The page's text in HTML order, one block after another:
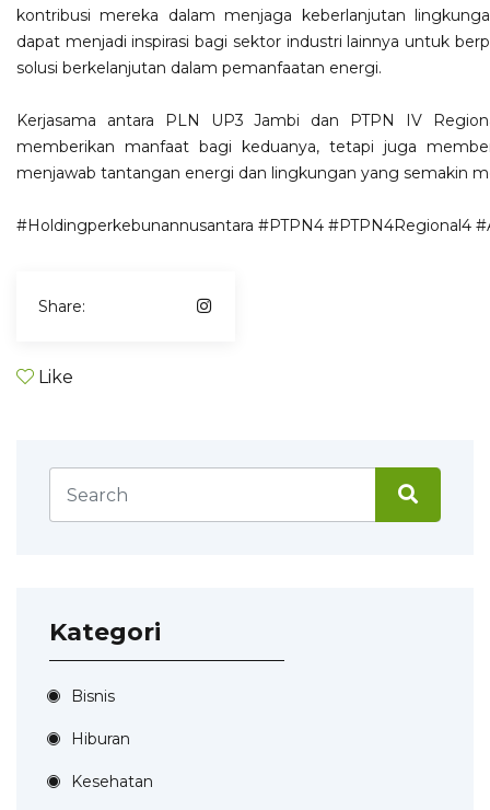
kontribusi mereka dalam menjaga keberlanjutan
dapat menjadi inspirasi bagi sektor industri lainnya untuk
solusi berkelanjutan dalam pemanfaatan energi.
Kerjasama antara PLN UP3 Jambi dan PTPN IV
memberikan manfaat bagi keduanya, tetapi juga
menjawab tantangan energi dan lingkungan yang semakin
#Holdingperkebunannusantara #PTPN4 #PTPN4Regional4
Share:
Like
Kategori
Bisnis
Hiburan
Kesehatan